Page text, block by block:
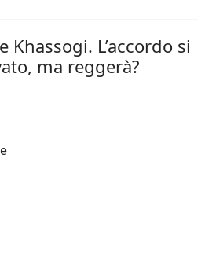
Khassogi. L’accordo si
ma reggerà?